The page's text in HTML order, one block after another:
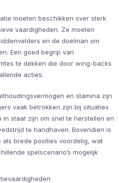
moeten beschikken over sterk
vaardigheden. Ze moeten
en de doelman om
Een goed begrip van
te dekken die door wing-backs
acties.
en stamina zijn
vaak betrokken zijn bij situaties
staat zijn om snel te herstellen en
te handhaven. Bovendien is
brede posities voordelig, wat
spelscenario’s mogelijk